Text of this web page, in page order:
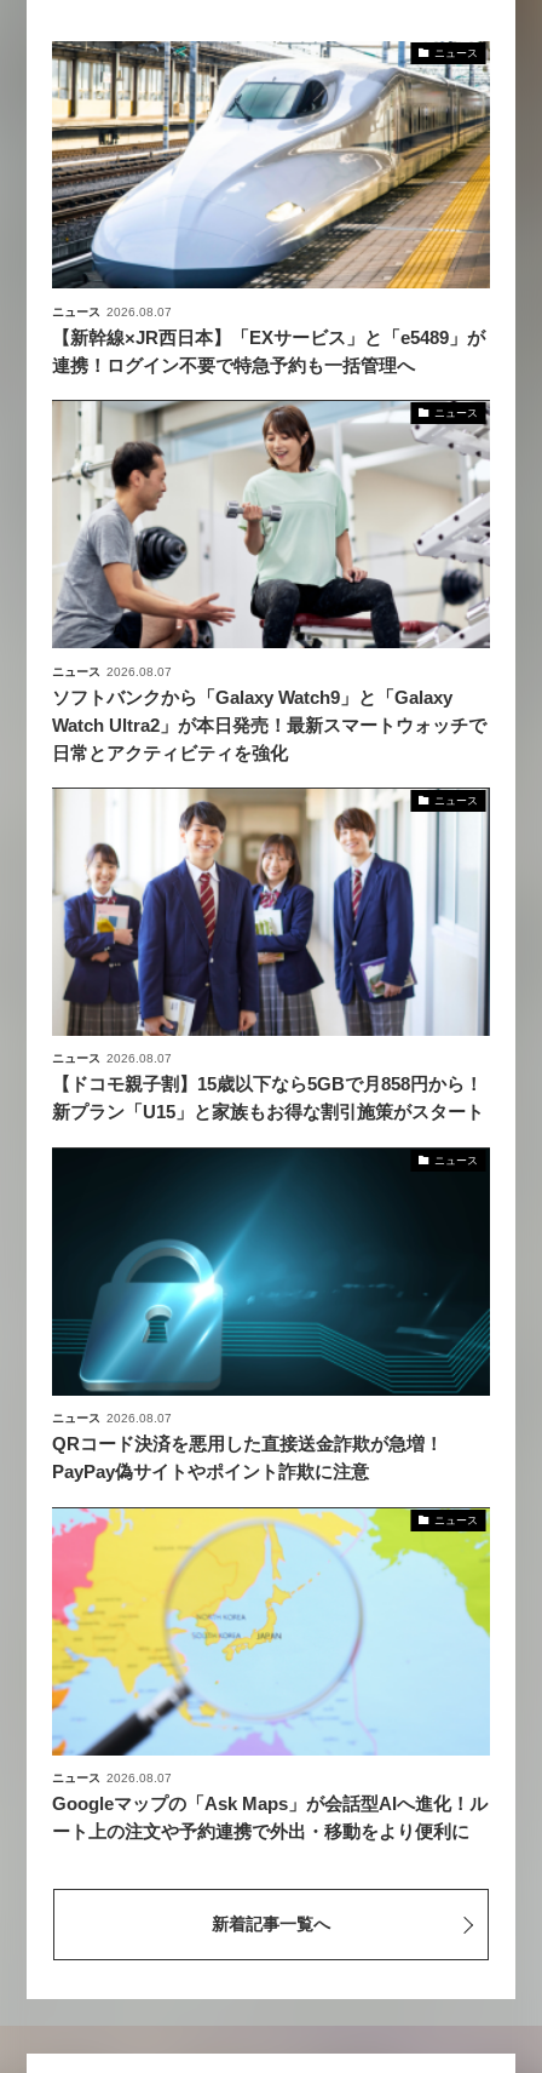
ニュース
ニュース 2026.08.07
【新幹線×JR西日本】「EXサービス」と「e5489」が
連携！ログイン不要で特急予約も一括管理へ
ニュース
ニュース 2026.08.07
ソフトバンクから「Galaxy Watch9」と「Galaxy
Watch Ultra2」が本日発売！最新スマートウォッチで
日常とアクティビティを強化
ニュース
ニュース 2026.08.07
【ドコモ親子割】15歳以下なら5GBで月858円から！
新プラン「U15」と家族もお得な割引施策がスタート
ニュース
ニュース 2026.08.07
QRコード決済を悪用した直接送金詐欺が急増！
PayPay偽サイトやポイント詐欺に注意
ニュース
ニュース 2026.08.07
Googleマップの「Ask Maps」が会話型AIへ進化！ル
ート上の注文や予約連携で外出・移動をより便利に
新着記事一覧へ